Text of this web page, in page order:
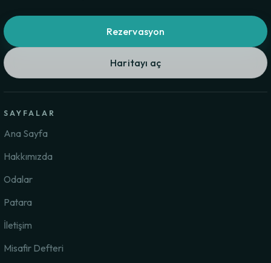
Rezervasyon
Haritayı aç
SAYFALAR
Ana Sayfa
Hakkımızda
Odalar
Patara
İletişim
Misafir Defteri